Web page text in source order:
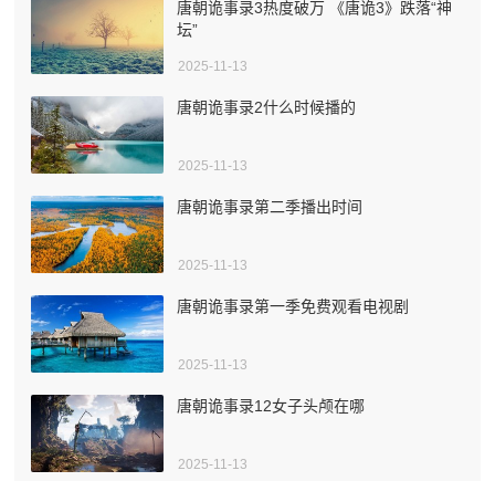
唐朝诡事录3热度破万 《唐诡3》跌落“神
坛”
2025-11-13
唐朝诡事录2什么时候播的
2025-11-13
唐朝诡事录第二季播出时间
2025-11-13
唐朝诡事录第一季免费观看电视剧
2025-11-13
唐朝诡事录12女子头颅在哪
2025-11-13